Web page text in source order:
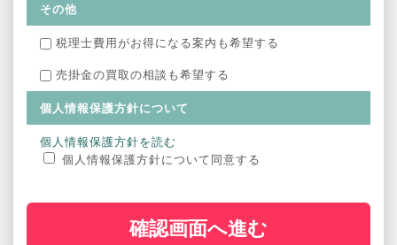
その他
税理士費用がお得になる案内も希望する
売掛金の買取の相談も希望する
個人情報保護方針について
個人情報保護方針を読む
個人情報保護方針について同意する